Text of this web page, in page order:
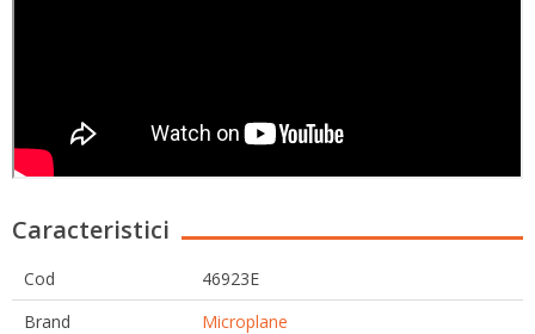
Caracteristici
Cod
46923E
Brand
Microplane